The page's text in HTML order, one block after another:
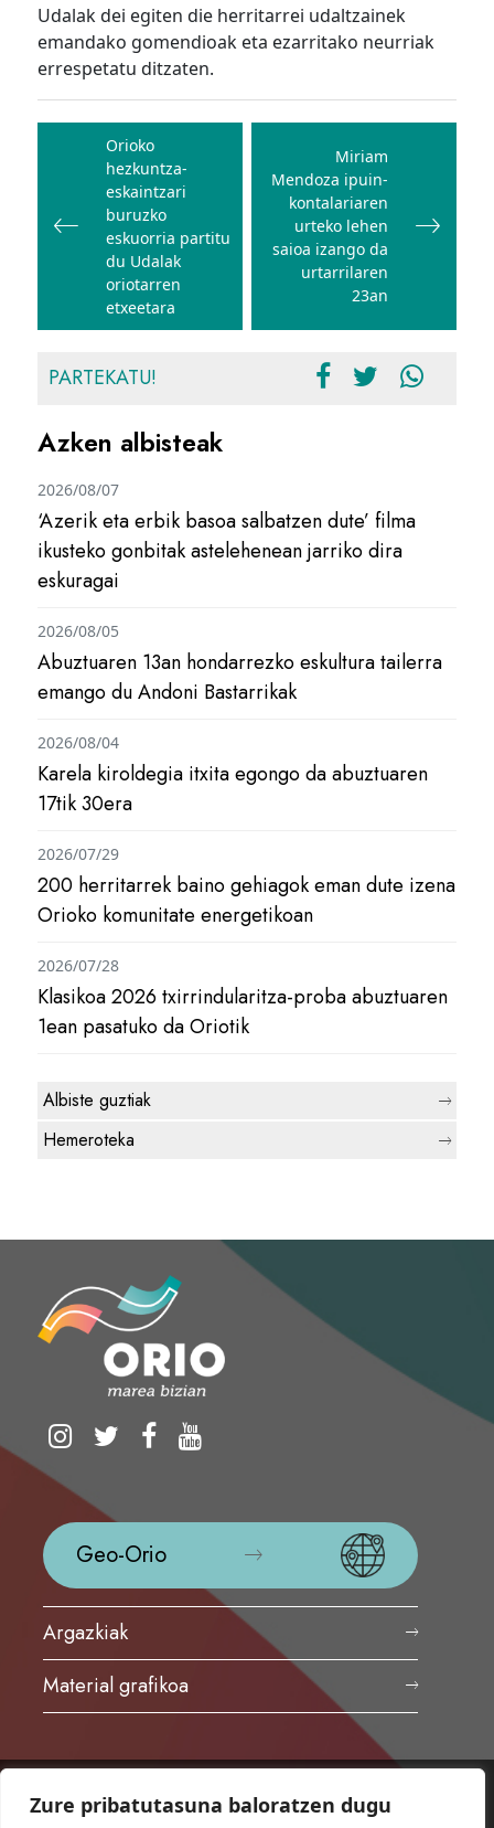
Zure pribatutasuna baloratzen dugu
Udalak dei egiten die herritarrei udaltzainek
emandako gomendioak eta ezarritako neurriak
errespetatu ditzaten.
Bidalketetan
zehar
nabigatu
Orioko
hezkuntza-
eskaintzari
buruzko
eskuorria partitu
du Udalak
oriotarren
etxeetara
Miriam
Mendoza ipuin-
kontalariaren
urteko lehen
saioa izango da
urtarrilaren
23an
PARTEKATU!
Azken albisteak
‘Azerik eta erbik basoa salbatzen dute’ filma
ikusteko gonbitak astelehenean jarriko dira
eskuragai
2026/08/07
Abuztuaren 13an hondarrezko eskultura tailerra
emango du Andoni Bastarrikak
2026/08/05
Karela kiroldegia itxita egongo da abuztuaren
17tik 30era
2026/08/04
200 herritarrek baino gehiagok eman dute izena
Orioko komunitate energetikoan
2026/07/29
Klasikoa 2026 txirrindularitza-proba abuztuaren
1ean pasatuko da Oriotik
2026/07/28
Albiste guztiak
Hemeroteka
Geo-Orio
Argazkiak
Material grafikoa
ORIOKO UDALA